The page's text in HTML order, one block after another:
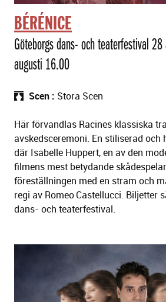
BÉRÉNICE
Göteborgs dans- och teaterfestival
augusti 16.00
Scen Stora Scen
Här förvandlas Racines klassiska
avskedsceremoni. En stiliserad och
där Isabelle Huppert, en av den
filmens mest betydande
föreställningen med en stram och
regi av Romeo Castellucci. Biljetter
dans- och teaterfestival.